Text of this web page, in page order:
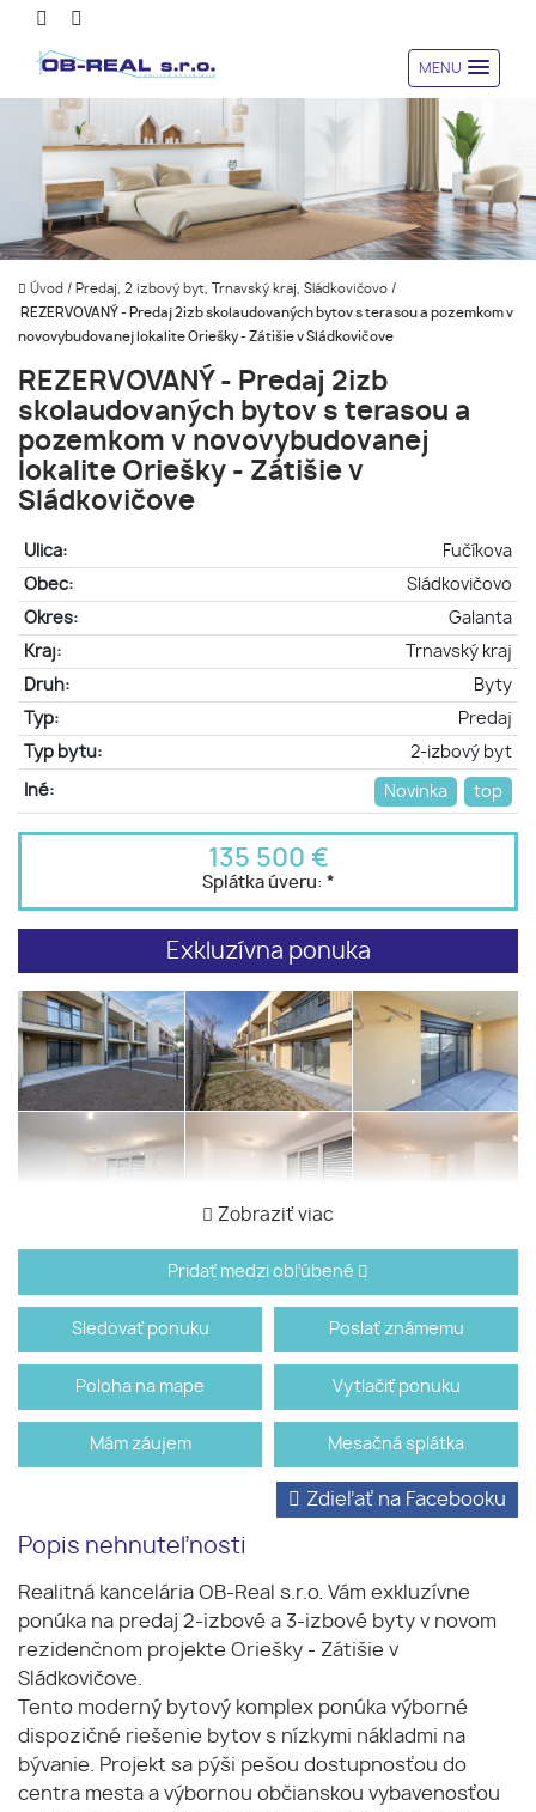
MENU
Úvod / Predaj, 2 izbový byt, Trnavský kraj, Sládkovičovo /
REZERVOVANÝ - Predaj 2izb skolaudovaných bytov s terasou a pozemkom v
novovybudovanej lokalite Oriešky - Zátišie v Sládkovičove
REZERVOVANÝ - Predaj 2izb
skolaudovaných bytov s terasou a
pozemkom v novovybudovanej
lokalite Oriešky - Zátišie v
Sládkovičove
Ulica:
Fučíkova
Obec:
Sládkovičovo
Okres:
Galanta
Kraj:
Trnavský kraj
Druh:
Byty
Typ:
Predaj
Typ bytu:
2-izbový byt
Iné: Novinka top
135 500 €
Splátka úveru: *
Exkluzívna ponuka
Zobraziť viac
Pridať medzi obľúbené
Sledovať ponuku Poslať známemu
Poloha na mape Vytlačiť ponuku
Mám záujem Mesačná splátka
Popis nehnuteľnosti
Zdieľať na Facebooku
Realitná kancelária OB-Real s.r.o. Vám exkluzívne
ponúka na predaj 2-izbové a 3-izbové byty v novom
rezidenčnom projekte Oriešky - Zátišie v
Sládkovičove.
Tento moderný bytový komplex ponúka výborné
dispozičné riešenie bytov s nízkymi nákladmi na
bývanie. Projekt sa pýši pešou dostupnosťou do
centra mesta a výbornou občianskou vybavenosťou